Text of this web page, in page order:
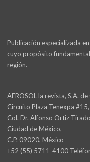
Publicación especializada
cuyo propósito
región.
AEROSOL la revista, S.A. de
Circuito Plaza Tenexpa #15,
Col. Dr. Alfonso Ortiz
Ciudad de México,
C.P. 09020, México
+52 (55) 5711-4100